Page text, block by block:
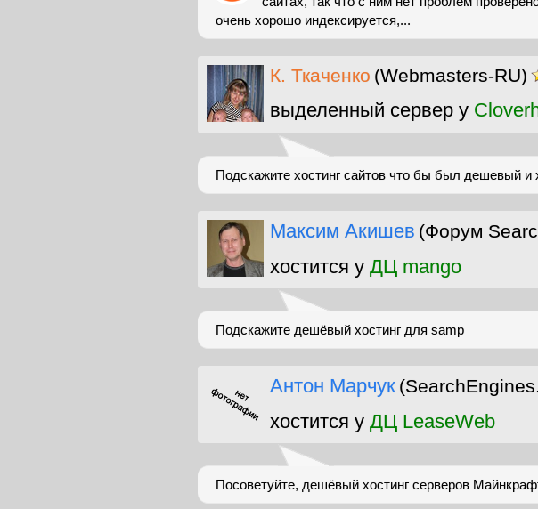
очень хорошо индексируется,...
К. Ткаченко (Webmasters-RU)
выделенный сервер у
Подскажите хостинг сайтов что бы был дешевый и
Максим Акишев (Форум
хостится у ДЦ mango
Подскажите дешёвый хостинг для samp
Антон Марчук
хостится у ДЦ LeaseWeb
Посоветуйте, дешёвый хостинг серверов